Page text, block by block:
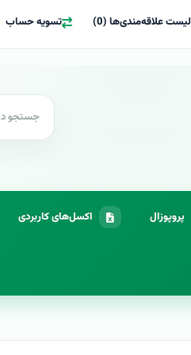
لیست علاقه‌مندی‌ها (0) تسویه حساب
پروپوزال اکسل‌های کاربردی